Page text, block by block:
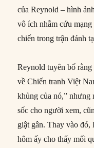
của Reynold – hình
vô ích nhằm cứu
chiến trong trận đánh
Reynold tuyên bố
về Chiến tranh Việt
khủng của nó,” nhưng
sốc cho người xem,
giật gân. Thay vào đó,
hôm ấy cho thấy mối